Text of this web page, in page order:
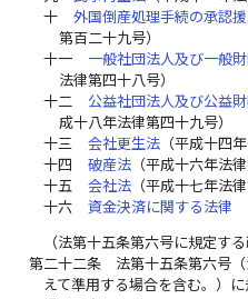
十
外国倒産処理手続の承認
第百二十九号）
十一
一般社団法人及び一般
法律第四十八号）
十二
公益社団法人及び公益
成十八年法律第四十九号）
十三
会社更生法（平成十四年
十四
破産法（平成十六年法律
十五
会社法（平成十七年法律
十六
資金決済に関する法律
（法第十五条第六号に規定す
第二十二条
法第十五条第六号
えて準用する場合を含む。）